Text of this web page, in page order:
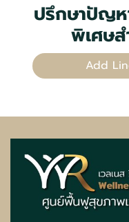
ปรึกษาปัญห
พิเศษ
Add